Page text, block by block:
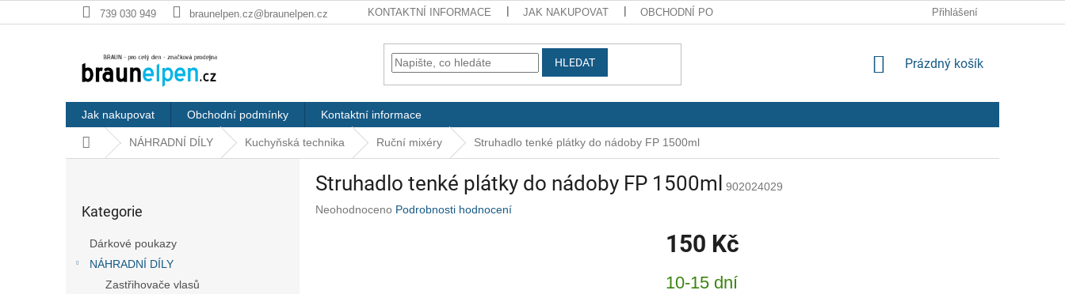
na
739 030 949 braunelpen.cz@braunelpen.cz KONTAKTNÍ INFORMACE JAK NAKUPOVAT OBCHODNÍ PODMÍNKY ZPRACOVÁNÍ OSOBNÍCH ÚDAJŮPřihlášení
HLEDAT
NÁKUPNÍ
Prázdný košík
Jak nakupovat Obchodní podmínky Kontaktní informace
Domů NÁHRADNÍ DÍLY Kuchyňská technika Ruční mixéry Struhadlo tenké plátky do nádoby FP 1500ml
kategorie
Kategorie
Dárkové poukazy
NÁHRADNÍ DÍLY
Zastřihovače vlasů
Struhadlo tenké plátky do nádoby FP 1500ml
902024029
Průměrné
Neohodnoceno Podrobnosti hodnocení
150 Kč
cena:
10-15 dní